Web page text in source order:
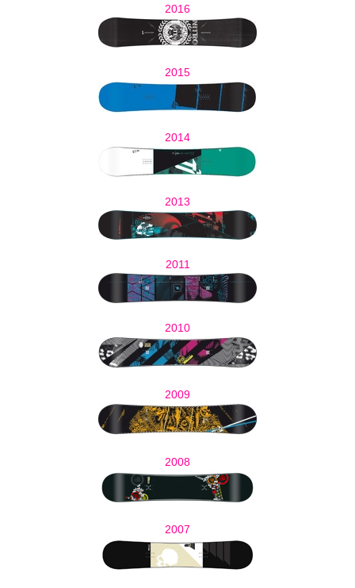
2016
2015
2014
2013
2011
2010
2009
2008
2007